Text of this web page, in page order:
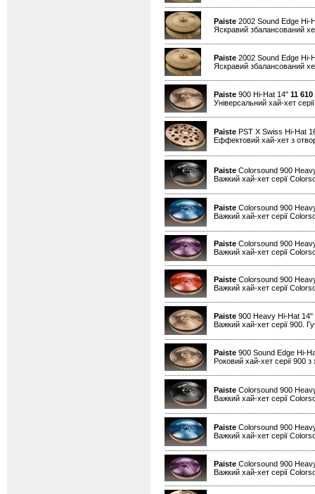
Paiste 2002 Sound Edge Hi-
Яскравий збалансований
Paiste 2002 Sound Edge Hi-
Яскравий збалансований
Paiste 900 Hi-Hat 14" 11 610
Універсальний хай-хет
Paiste PST X Swiss Hi-Hat
Еффектовий хай-хет з
Paiste Colorsound 900
Важкий хай-хет серії
Paiste Colorsound 900
Важкий хай-хет серії
Paiste Colorsound 900
Важкий хай-хет серії
Paiste Colorsound 900
Важкий хай-хет серії
Paiste 900 Heavy Hi-Hat 14"
Важкий хай-хет серії 900.
Paiste 900 Sound Edge Hi-
Роковий хай-хет серії 900
Paiste Colorsound 900
Важкий хай-хет серії
Paiste Colorsound 900
Важкий хай-хет серії
Paiste Colorsound 900
Важкий хай-хет серії